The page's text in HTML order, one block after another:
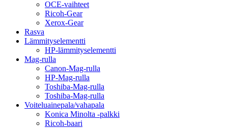
OCE-vaihteet
Ricoh-Gear
Xerox-Gear
Rasva
Lämmityselementti
HP-lämmityselementti
Mag-rulla
Canon-Mag-rulla
HP-Mag-rulla
Toshiba-Mag-rulla
Toshiba-Mag-rulla
Voiteluainepala/vahapala
Konica Minolta -palkki
Ricoh-baari